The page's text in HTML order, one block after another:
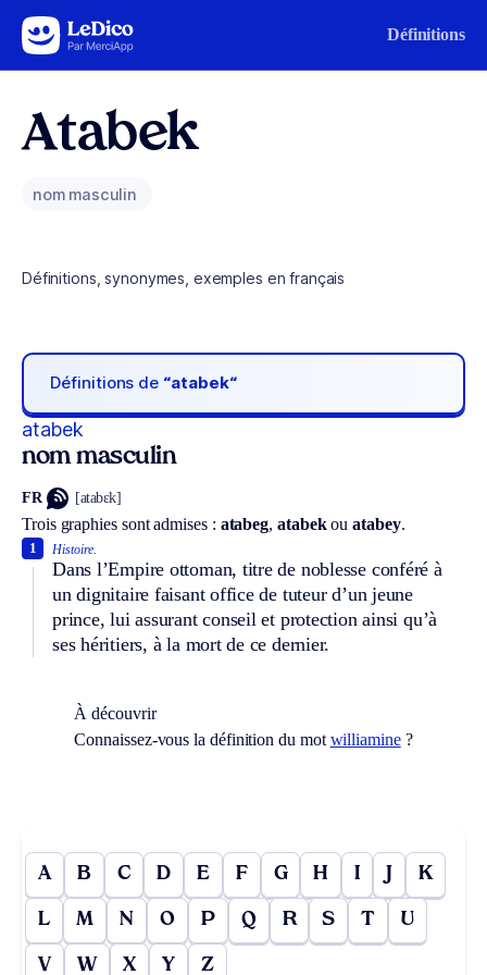
Aller au contenu Définitions
Atabek
nom masculin
Définitions, synonymes, exemples en français
Définitions de “atabek“
atabek
nom masculin
FR [atabɛk]
Trois graphies sont admises : atabeg, atabekouatabey.
Histoire.
Dans l’Empire ottoman, titre de noblesse conféré à
un dignitaire faisant office de tuteur d’un jeune
prince, lui assurant conseil et protection ainsi qu’à
ses héritiers, à la mort de ce dernier.
1
À découvrir
Connaissez-vous la définition du mot williamine?
A B C D E F G H I J K
L M N O P Q R S T U
V W X Y Z